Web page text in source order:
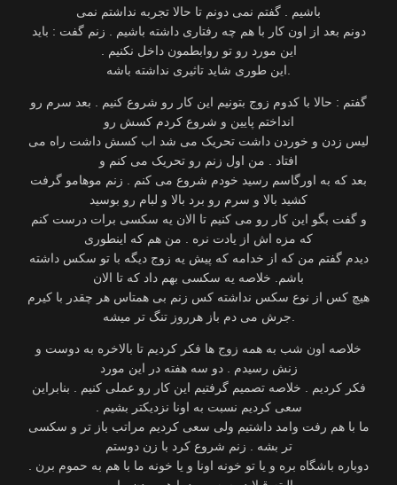
‫دونم بعد از اون کار با هم چه رفتاری داشته باشیم . زنم گفت : باید
‫گفتم : حالا با کدوم زوج بتونیم این کار رو شروع کنیم . بعد سرم رو
‫لیس زدن و خوردن داشت تحریک می شد اب کسش داشت راه می
بعد که به اورگاسم رسید خودم شروع می کنم‬ . ‫زنم موهامو گرفت
کشید بالا و سرم رو برد بالا و لبام رو بوسید
و گفت بگو این کار رو می کنیم تا الان یه‬ ‫سکسی برات درست کنم
که مزه اش از یادت نره . من هم که اینطوری
دیدم گفتم من که از خدامه که پیش یه‬ زوج دیگه با تو سکس داشته
باشم. خلاصه یه سکسی بهم داد که تا الان
هیچ کس از نوع سکس نداشته‬ کس زنم بی همتاس هر چقدر با کیرم
‫خلاصه اون شب به همه زوج ها فکر کردیم تا بالاخره به دوست و
‫فکر کردیم . خلاصه تصمیم گرفتیم این کار رو عملی کنیم . بنابراین
‫ما با هم رفت وامد داشتیم ولی سعی کردیم مراتب باز تر و سکسی
تر بشه . زنم شروع کرد با زن دوستم‬
‫دوباره باشگاه بره و یا تو خونه اونا و یا خونه ما با هم به حموم برن .